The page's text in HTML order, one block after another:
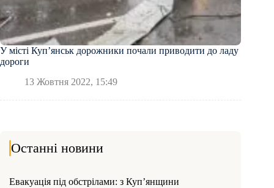
У місті Куп’янськ дорожники почали приводити до ладу
дороги
13 Жовтня 2022, 15:49
Останні новини
Евакуація під обстрілами: з Куп’янщини